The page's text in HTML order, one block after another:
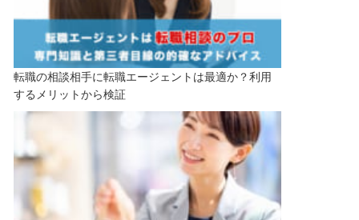
転職の相談相手に転職エージェントは最適か？利用
するメリットから検証